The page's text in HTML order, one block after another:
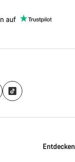
auf
Entdecken